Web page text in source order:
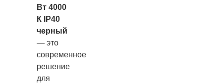
Вт 4000
К IP40
черный
— это
современное
решение
для